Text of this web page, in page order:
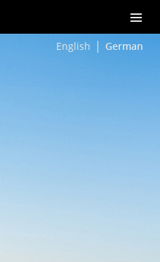
English German